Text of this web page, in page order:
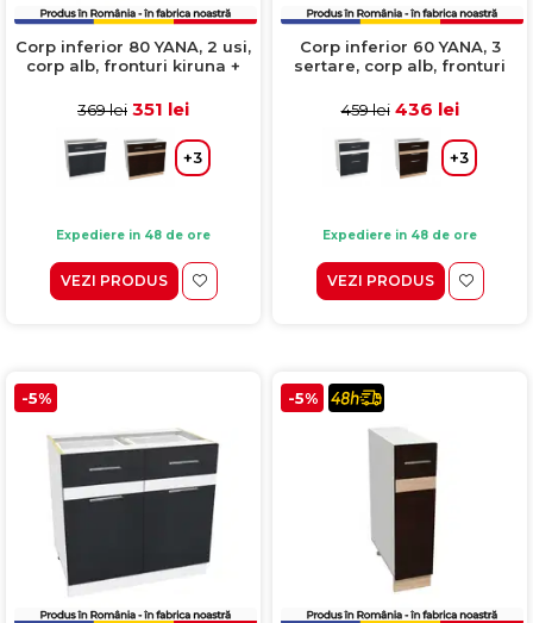
Corp inferior 80 YANA, 2 usi,
corp alb, fronturi kiruna +
369 lei 351 lei
+3
Expediere in 48 de ore
VEZI PRODUS
Corp inferior 60 YANA, 3
sertare, corp alb, fronturi
459 lei 436 lei
+3
Expediere in 48 de ore
VEZI PRODUS
-5% -5%